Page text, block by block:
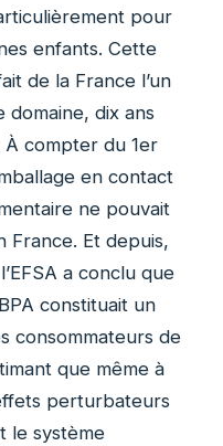
pour
enfants. Cette
de la France l’un
domaine, dix ans
À compter du 1er
en contact
ne pouvait
France. Et depuis,
a conclu que
constituait un
consommateurs de
que même à
perturbateurs
le système